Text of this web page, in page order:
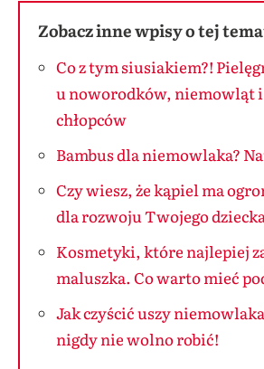
Zobacz inne wpisy o tej
Co z tym siusiakiem?!
u noworodków, niemowląt i
chłopców
Bambus dla niemowlaka?
Czy wiesz, że kąpiel ma
dla rozwoju Twojego
Kosmetyki, które najlepiej
maluszka. Co warto mieć
Jak czyścić uszy
nigdy nie wolno robić!